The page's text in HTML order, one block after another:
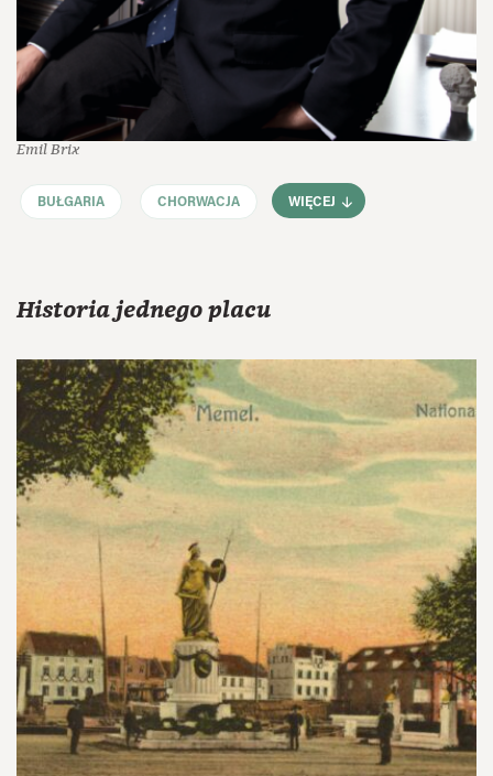
Emil Brix
BUŁGARIA CHORWACJA WIĘCEJ
Historia jednego placu